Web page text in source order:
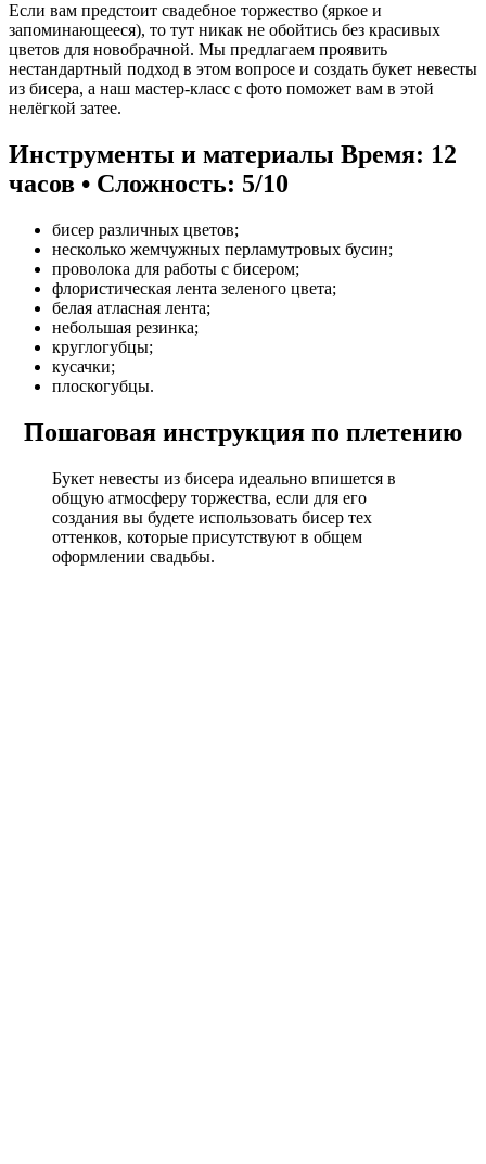
Если вам предстоит свадебное торжество (яркое и
запоминающееся), то тут никак не обойтись без красивых
цветов для новобрачной. Мы предлагаем проявить
нестандартный подход в этом вопросе и создать букет невесты
из бисера, а наш мастер-класс с фото поможет вам в этой
нелёгкой затее.
Инструменты и материалы Время: 12
часов • Сложность: 5/10
бисер различных цветов;
несколько жемчужных перламутровых бусин;
проволока для работы с бисером;
флористическая лента зеленого цвета;
белая атласная лента;
небольшая резинка;
круглогубцы;
кусачки;
плоскогубцы.
Пошаговая инструкция по плетению
Букет невесты из бисера идеально впишется в
общую атмосферу торжества, если для его
создания вы будете использовать бисер тех
оттенков, которые присутствуют в общем
оформлении свадьбы.